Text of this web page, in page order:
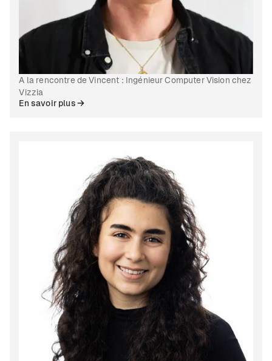
A la rencontre de Vincent : Ingénieur Computer Vision chez
Vizzia
En savoir plus